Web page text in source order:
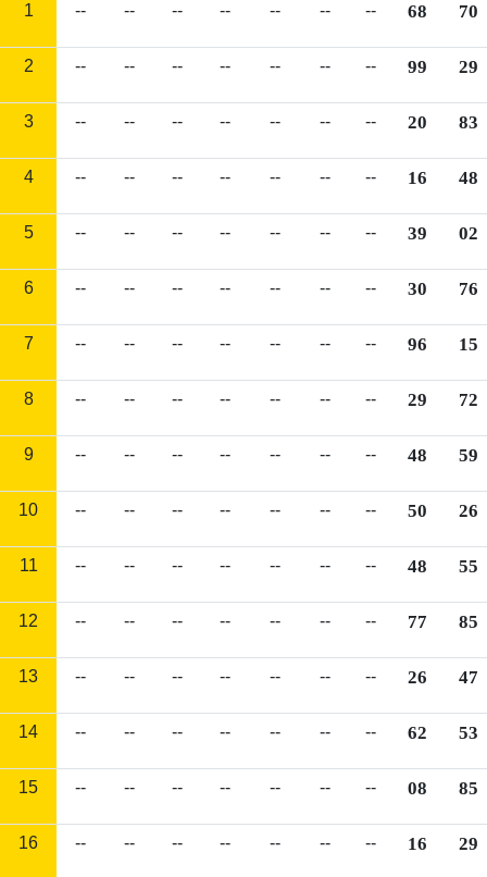
1
-- -- -- -- -- -- -- 68 70
2 -- -- -- -- -- -- -- 99 29
3 -- -- -- -- -- -- -- 20 83
4 -- -- -- -- -- -- -- 16 48
5 -- -- -- -- -- -- -- 39 02
6 -- -- -- -- -- -- -- 30 76
7 -- -- -- -- -- -- -- 96 15
8 -- -- -- -- -- -- -- 29 72
9 -- -- -- -- -- -- -- 48 59
10 -- -- -- -- -- -- -- 50 26
11 -- -- -- -- -- -- -- 48 55
12 -- -- -- -- -- -- -- 77 85
13 -- -- -- -- -- -- -- 26 47
14 -- -- -- -- -- -- -- 62 53
15 -- -- -- -- -- -- -- 08 85
16 -- -- -- -- -- -- -- 16 29